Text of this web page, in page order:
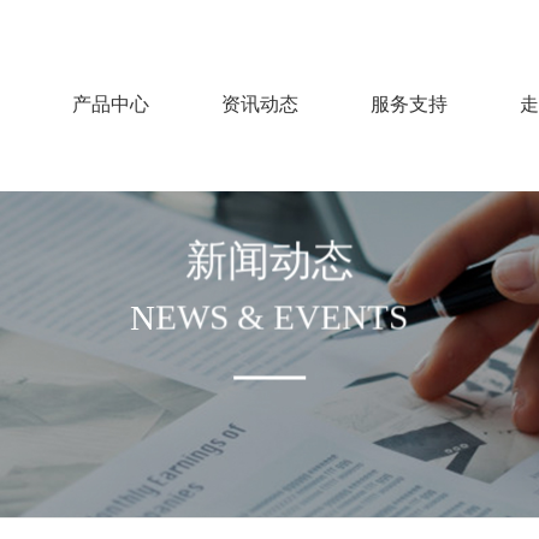
产品中心 资讯动态 服务支持
新闻动态
NEWS & EVENTS